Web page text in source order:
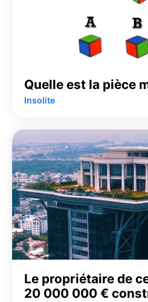
Quelle est la pièce
Insolite
Le propriétaire de
20 000 000 €